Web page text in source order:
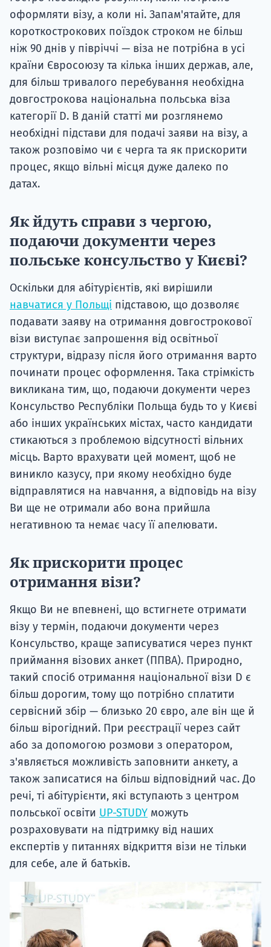
оформляти візу, а коли ні. Запам'ятайте, для
короткострокових поїздок строком не більш
ніж 90 днів у півріччі — віза не потрібна в усі
країни Євросоюзу та кілька інших держав, але,
для більш тривалого перебування необхідна
довгострокова національна польська віза
категорії D. В даній статті ми розглянемо
необхідні підстави для подачі заяви на візу, а
також розповімо чи є черга та як прискорити
процес, якщо вільні місця дуже далеко по
датах.
Як йдуть справи з чергою,
подаючи документи через
польське консульство у Києві?
Оскільки для абітурієнтів, які вирішили
навчатися у Польщі підставою, що дозволяє
подавати заяву на отримання довгострокової
візи виступає запрошення від освітньої
структури, відразу після його отримання варто
починати процес оформлення. Така стрімкість
викликана тим, що, подаючи документи через
Консульство Республіки Польща будь то у Києві
або інших українських містах, часто кандидати
стикаються з проблемою відсутності вільних
місць. Варто врахувати цей момент, щоб не
виникло казусу, при якому необхідно буде
відправлятися на навчання, а відповідь на візу
Ви ще не отримали або вона прийшла
негативною та немає часу її апелювати.
Як прискорити процес
отримання візи?
Якщо Ви не впевнені, що встигнете отримати
візу у термін, подаючи документи через
Консульство, краще записуватися через пункт
приймання візових анкет (ППВА). Природно,
такий спосіб отримання національної візи D є
більш дорогим, тому що потрібно сплатити
сервісний збір — близько 20 євро, але він ще й
більш вірогідний. При реєстрації через сайт
або за допомогою розмови з оператором,
з'являється можливість заповнити анкету, а
також записатися на більш відповідний час. До
речі, ті абітурієнти, які вступають з центром
польської освіти UP-STUDY можуть
розраховувати на підтримку від наших
експертів у питаннях відкриття візи не тільки
для себе, але й батьків.